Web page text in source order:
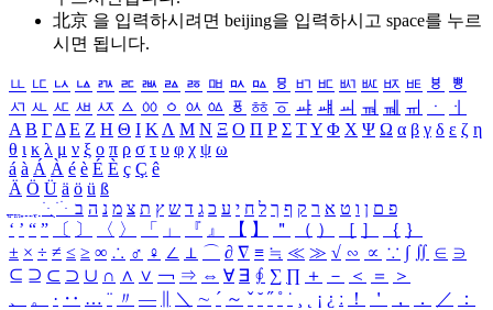
北京 을 입력하시려면 beijing을 입력하시고 space를 누르
시면 됩니다.
ㅥ ㅦ ㅧ ㅨ ㅩ ㅪ ㅫ ㅬ ㅭ ㅮ ㅯ ㅰ ㅱ ㅲ ㅳ ㅴ ㅵ ㅶ ㅷ ㅸ
ㅹ
ㅺ ㅻ ㅼ ㅽ ㅾ ㅿ ㆀ ㆁ ㆂ ㆃ ㆄ ㆅ ㆆ ㆇ ㆈ ㆉ ㆊ ㆋ ㆌ ㆍ
ㆎ
Α Β ΓΔ Ε Ζ Η Θ Ι ΚΛ Μ Ν Ξ Ο Π Ρ Σ ΤΥ Φ Χ Ψ Ω α β γ δ ε ζ η
θ ι κ λ μ ν ξ ο π ρ σ τ υ φ χ ψ ω
á à Á À é è É È ç Ç ê
Ä Ö Ü ä ö ü ß
ִֶֹ ֻּ ׁׂ פ ם ן ו ט א ר ק ף ך ל ח י ע כ ג ד ש ץ ת צ מ נ ה ב
‘ ’ “ ” 〔 〕 〈 〉 「 」 『 』 【 】 ＂ （ ） ［ ］ ｛ ｝
± × ÷ ≠ ≤ ≥ ∞ ∴ ♂ ♀ ∠ ⊥ ⌒ ∂ ∇ ≡ ≒ ≪ ≫ √ ∽ ∝ ∵ ∫ ∬ ∈ ∋
⊆ ⊇ ⊂ ⊃ ∪ ∩ ∧ ∨ ￢ ⇒ ⇔ ∀ ∃ ∮ ∑ ∏ ＋ － ＜ ＝
＞
、
。 · ‥ … ¨ 〃 ― ＼ ∼ ´ ～ ˇ ˘ ˝ ˚ ˙ ¸ ¡ ¿ ː ！ ＇ ， ． ／
：